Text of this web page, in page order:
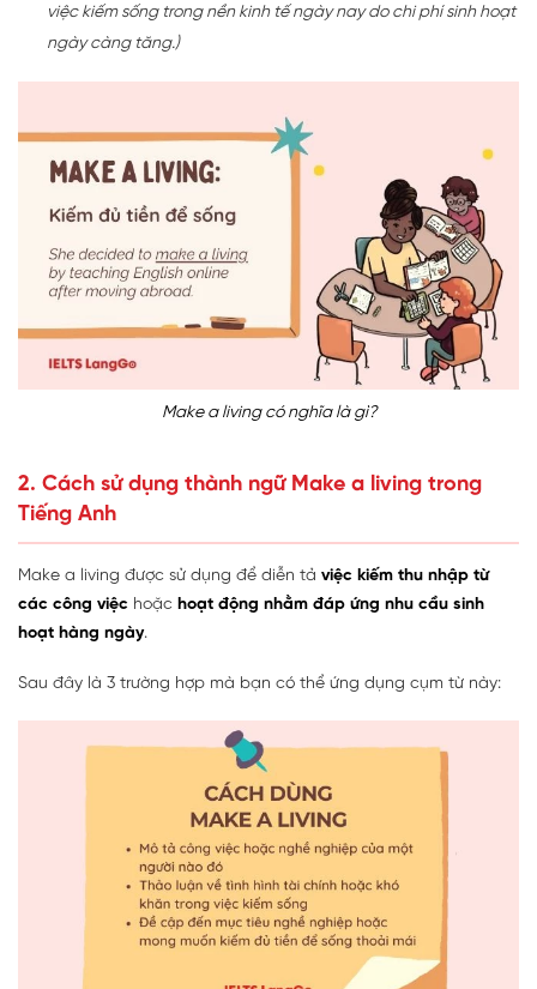
việc kiếm sống trong nền kinh tế ngày nay do chi phí sinh hoạt
ngày càng tăng.)
Make a living có nghĩa là gì?
2. Cách sử dụng thành ngữ Make a living trong
Tiếng Anh
Make a living được sử dụng để diễn tả việc kiếm thu nhập từ
các công việc hoặc hoạt động nhằm đáp ứng nhu cầu sinh
hoạt hàng ngày.
Sau đây là 3 trường hợp mà bạn có thể ứng dụng cụm từ này: